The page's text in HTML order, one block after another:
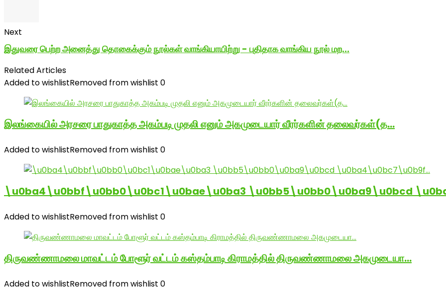
Next
இதுவரை பெற்ற அனைத்து தொகைக்கும் நூல்கள் வாங்கியாயிற்று - புதிதாக வாங்கிய நூல் மற...
Related Articles
Added to wishlistRemoved from wishlist 0
இலங்கையில் அரசரை பாதுகாத்த அகம்படி முதலி எனும் அகமுடையார் வீரர்களின் தலைவர்கள்(த…
Added to wishlistRemoved from wishlist 0
\u0ba4\u0bbf\u0bb0\u0bc1\u0bae\u0ba3 \u0bb5\u0bb0\u0ba9\u0bcd
Added to wishlistRemoved from wishlist 0
திருவண்ணாமலை மாவட்டம் போளூர் வட்டம் கஸ்தம்பாடி கிராமத்தில் திருவண்ணாமலை அகமுடையா…
Added to wishlistRemoved from wishlist 0